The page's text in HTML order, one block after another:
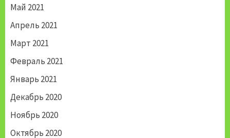
Май 2021
Апрель 2021
Март 2021
Февраль 2021
Январь 2021
Декабрь 2020
Ноябрь 2020
Октябрь 2020